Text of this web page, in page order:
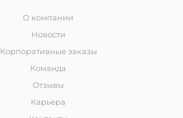
О компании
Новости
Корпоративные заказы
Команда
Отзывы
Карьера